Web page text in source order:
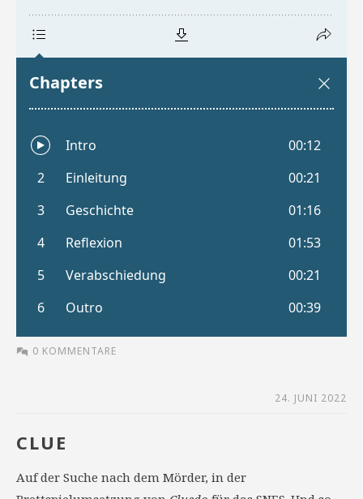
0 KOMMENTARE
24. JUNI 2022
CLUE
Auf der Suche nach dem Mörder, in der